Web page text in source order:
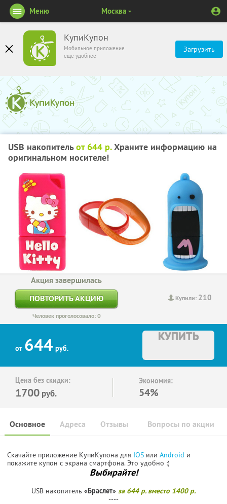
КупиКупон
Мобильное приложение
ещё удобнее
Загрузить
Меню Москва
USB накопительот 644 р.Храните информацию на
оригинальном носителе!
Купили: 210
Акция завершилась
ПОВТОРИТЬ АКЦИЮ
Человек проголосовало: 0
от 644 руб.
КУПИТЬ
Цена без скидки:
1700 руб.
Экономия:
54%
Основное Отзывы Вопросы по акции
Адреса
Скачайте приложение КупиКупона для IOS или Android и
покажите купон с экрана смартфона. Это удобно :)
Выбирайте!
USB накопитель «Браслет» за 644 р. вместо 1400 р.
----